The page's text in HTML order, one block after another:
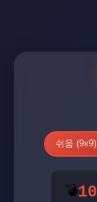
쉬움 (9x9)
💣10